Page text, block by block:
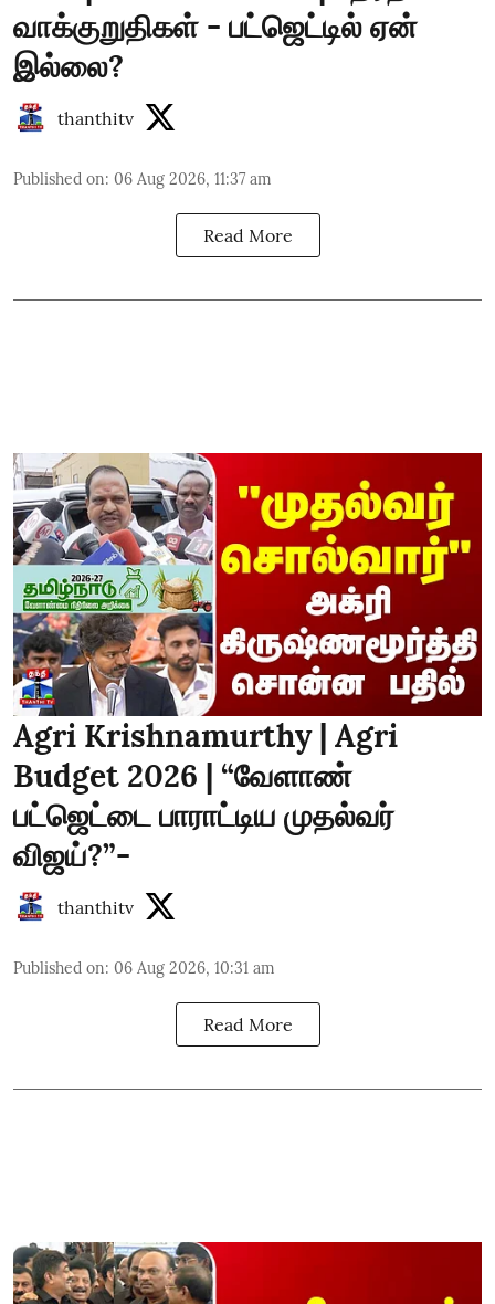
வாக்குறுதிகள் - பட்ஜெட்டில் ஏன்
இல்லை?
thanthitv
Published on: 06 Aug 2026, 11:37 am
Read More
Agri Krishnamurthy | Agri
Budget 2026 | “வேளாண்
பட்ஜெட்டை பாராட்டிய முதல்வர்
விஜய்?”-
thanthitv
Published on: 06 Aug 2026, 10:31 am
Read More